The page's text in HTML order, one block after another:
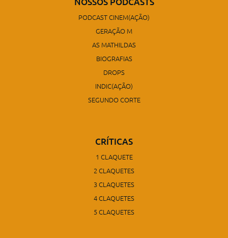
PODCAST CINEM(AÇÃO)
GERAÇÃO M
AS MATHILDAS
BIOGRAFIAS
DROPS
INDIC(AÇÃO)
SEGUNDO CORTE
CRÍTICAS
1 CLAQUETE
2 CLAQUETES
3 CLAQUETES
4 CLAQUETES
5 CLAQUETES